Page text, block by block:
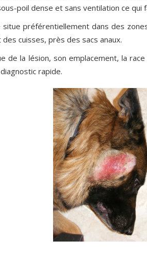
poil dense et sans ventilation ce qui
préférentiellement dans des
cuisses, près des sacs anaux.
de la lésion, son emplacement, la
rapide.